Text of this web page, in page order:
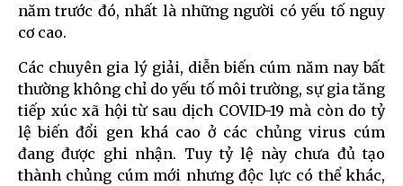
năm trước đó, nhất là những người có yếu tố nguy
cơ cao.
Các chuyên gia lý giải, diễn biến cúm năm nay bất
thường không chỉ do yếu tố môi trường, sự gia tăng
tiếp xúc xã hội từ sau dịch COVID-19 mà còn do tỷ
lệ biến đổi gen khá cao ở các chủng virus cúm
đang được ghi nhận. Tuy tỷ lệ này chưa đủ tạo
thành chủng cúm mới nhưng độc lực có thể khác,